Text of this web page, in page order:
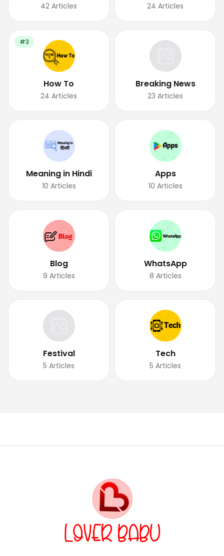
42 Articles 24 Articles
#3
How To
24 Articles
Breaking News
23 Articles
Meaning in Hindi
10 Articles
Apps
10 Articles
Blog
9 Articles
WhatsApp
8 Articles
Festival
5 Articles
Tech
5 Articles